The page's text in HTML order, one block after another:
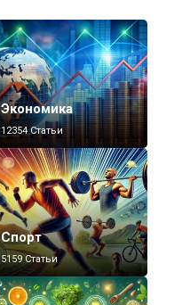
Экономика
12354 Статьи
Спорт
5159 Статьи